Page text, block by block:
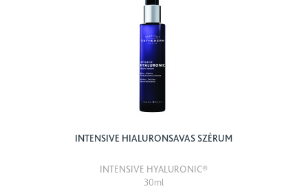
INTENSIVE HIALURONSAVAS SZÉRUM
INTENSIVE HYALURONIC®
30ml